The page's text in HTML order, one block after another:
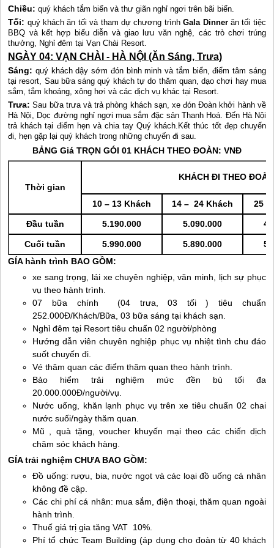
Chiều: quý khách tắm biển và thư giãn nghỉ ngơi trên bãi biển.
Tối: quý khách ăn tối và tham dự chương trìnhGala Dinner ăn tối tiệc
BBQ và kết hợp biểu diễn và giao lưu văn nghệ, các trò chơi trúng
thưởng, Nghỉ đêm tại Vạn Chài Resort.
NGÀY 04: VẠN CHÀI - HÀ NỘI (Ăn Sáng, Trưa)
Sáng: quý khách dậy sớm đón bình minh và tắm biển, điểm tâm sáng
tại resort, Sau bữa sáng quý khách tự do thăm quan, dạo chơi hay mua
sắm, tắm khoáng, xông hơi và các dịch vụ khác tại Resort.
Trưa: Sau bữa trưa và trả phòng khách sạn, xe đón Đoàn khởi hành về
Hà Nội, Dọc đường nghỉ ngơi mua sắm đặc sản Thanh Hoá. Đến Hà Nội
trả khách tại điểm hẹn và chia tay Quý khách.Kết thúc tốt đẹp chuyến
đi, hẹn gặp lại quý khách trong những chuyến đi sau.
BẢNG Giá TRỌN GÓI 01 KHÁCH THEO ĐOÀN: VNĐ
Thời gian
KHÁCH ĐI THEO
10 – 13 Khách 14 – 24 Khách 25 –
Đầu tuần 5.190.000 5.090.000
Cuối tuần 5.990.000 5.890.000
GÍA hành trình BAO GỒM:
xe sang trọng, lái xe chuyên nghiệp, văn minh, lịch sự phục
vụ theo hành trình.
07 bữa chính (04 trưa, 03 tối ) tiêu chuẩn
252.000Đ/Khách/Bữa, 03 bữa sáng tại khách sạn.
Nghỉ đêm tại Resort tiêu chuẩn 02 người/phòng
Hướng dẫn viên chuyên nghiệp phục vụ nhiệt tình chu đáo
suốt chuyến đi.
Vé thăm quan các điểm thăm quan theo hành trình.
Bảo hiểm trải nghiệm mức đền bù tối đa
20.000.000Đ/người/vụ.
Nước uống, khăn lạnh phục vụ trên xe tiêu chuẩn 02 chai
nước suối/ngày thăm quan.
Mũ , quà tặng, voucher khuyến mại theo các chiến dịch
chăm sóc khách hàng.
GÍA trải nghiệm CHƯA BAO GỒM:
Đồ uống: rượu, bia, nước ngọt và các loại đồ uống cá nhân
không đề cập.
Các chi phí cá nhân: mua sắm, điện thoại, thăm quan ngoài
hành trình.
Thuế giá trị gia tăng VAT 10%.
Phí tổ chức Team Building (áp dụng cho đoàn từ 40 khách